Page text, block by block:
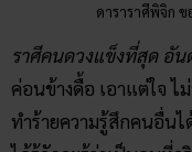
เป็นคนจริงใจ มีมิตรไ
ตรงไปตรงมา อะไรช่ว
จึงถือว่าไปไหนก็ไม่ตกร
ใครก็ทำร้ายได้ยาก!